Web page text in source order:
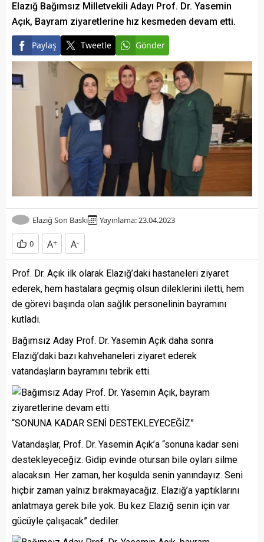
Elazığ Bağımsız Milletvekili Adayı Prof. Dr. Yasemin
Açık, Bayram ziyaretlerine hız kesmeden devam etti.
Paylaş Tweetle Gönder
Elazığ Son Baskı Yayınlama: 23.04.2023
0 A+ A-
Prof. Dr. Açık ilk olarak Elazığ’daki hastaneleri ziyaret
ederek, hem hastalara geçmiş olsun dileklerini iletti, hem
de görevi başında olan sağlık personelinin bayramını
kutladı.
Bağımsız Aday Prof. Dr. Yasemin Açık daha sonra
Elazığ’daki bazı kahvehaneleri ziyaret ederek
vatandaşların bayramını tebrik etti.
“SONUNA KADAR SENİ DESTEKLEYECEĞİZ”
Vatandaşlar, Prof. Dr. Yasemin Açık’a “sonuna kadar seni
destekleyeceğiz. Gidip evinde otursan bile oyları silme
alacaksın. Her zaman, her koşulda senin yanındayız. Seni
hiçbir zaman yalnız bırakmayacağız. Elazığ’a yaptıklarını
anlatmaya gerek bile yok. Bu kez Elazığ senin için var
gücüyle çalışacak” dediler.